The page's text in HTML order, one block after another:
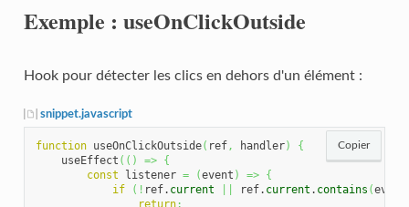
Exemple : useOnClickOutside
Hook pour détecter les clics en dehors d'un élément :
snippet.javascript
function useOnClickOutside( ref, handler)
{
    useEffect
( ( ) =>
{
const listener = (event ) =>
{
if
( ! ref. current ref. current . contains (
return;
Copier